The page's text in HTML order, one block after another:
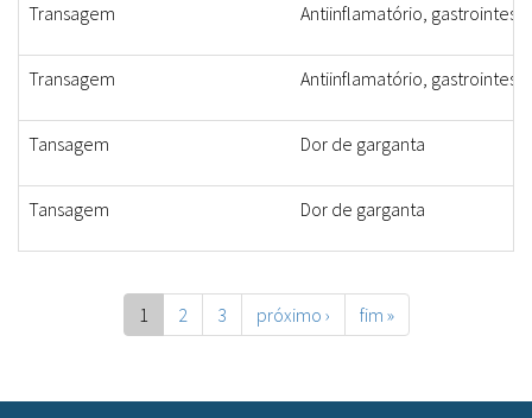
Transagem Antiinflamatório,
Transagem Antiinflamatório,
Tansagem Dor de garganta
Tansagem Dor de garganta
1 2 3 próximo › fim »